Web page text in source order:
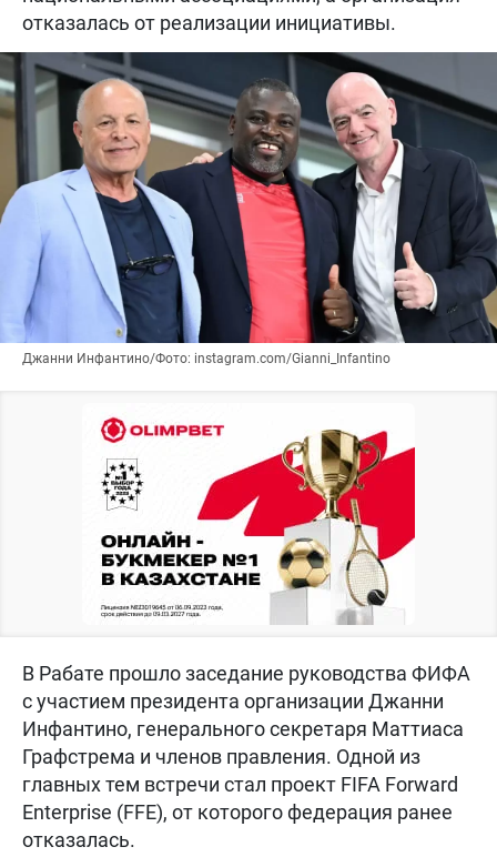
отказалась от реализации инициативы.
Джанни Инфантино/Фото: instagram.com/Gianni_Infantino
В Рабате прошло заседание руководства ФИФА
с участием президента организации Джанни
Инфантино, генерального секретаря Маттиаса
Графстрема и членов правления. Одной из
главных тем встречи стал проект FIFA Forward
Enterprise (FFE), от которого федерация ранее
отказалась.